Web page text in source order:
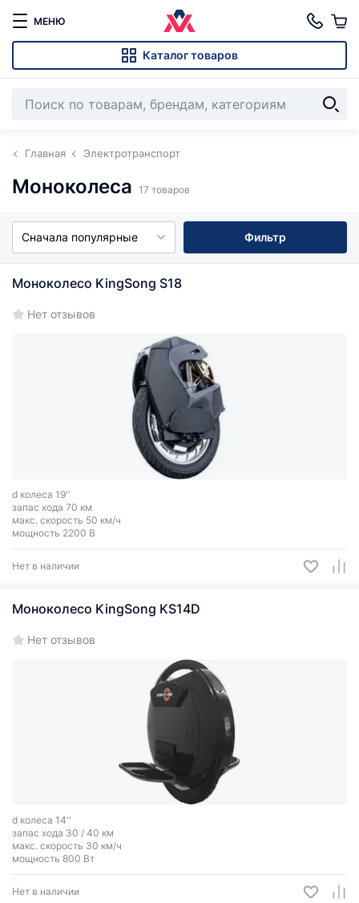
МЕНЮ
Каталог товаров
Главная Электротранспорт
Моноколеса 17 товаров
Сначала популярные Фильтр
Моноколесо KingSong S18
Нет отзывов
d колеса 19''
запас хода 70 км
макс. скорость 50 км/ч
мощность 2200 В
Нет в наличии
Моноколесо KingSong KS14D
Нет отзывов
d колеса 14''
запас хода 30 / 40 км
макс. скорость 30 км/ч
мощность 800 Вт
Нет в наличии